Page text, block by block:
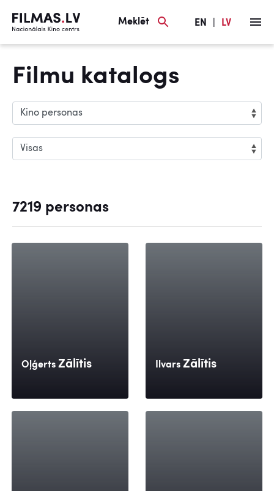
Meklēt EN LV
Filmu katalogs
7219 personas
Oļģerts Zālītis Ilvars Zālītis